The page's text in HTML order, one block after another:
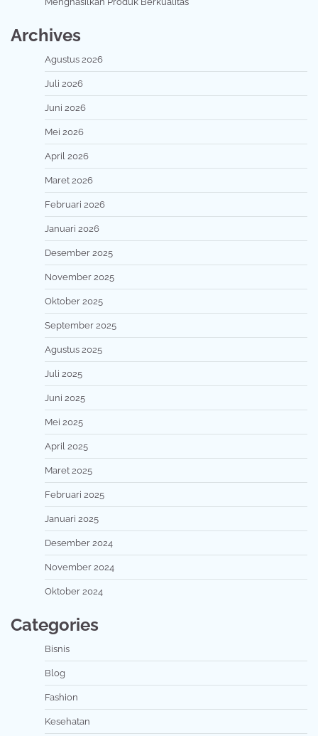
Archives
Agustus 2026
Juli 2026
Juni 2026
Mei 2026
April 2026
Maret 2026
Februari 2026
Januari 2026
Desember 2025
November 2025
Oktober 2025
September 2025
Agustus 2025
Juli 2025
Juni 2025
Mei 2025
April 2025
Maret 2025
Februari 2025
Januari 2025
Desember 2024
November 2024
Oktober 2024
Categories
Bisnis
Blog
Fashion
Kesehatan